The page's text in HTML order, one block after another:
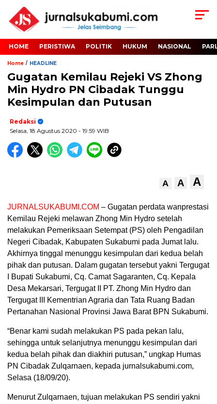
HOME PERISTIWA POLITIK HUKUM NASIONAL
Home / HEADLINE
Gugatan Kemilau Rejeki VS Zhong
Min Hydro PN Cibadak Tunggu
Kesimpulan dan Putusan
Redaksi
Selasa, 18 Agustus 2020 - 19:59 WIB
A A A
JURNALSUKABUMI.COM – Gugatan perdata wanprestasi
Kemilau Rejeki melawan Zhong Min Hydro setelah
melakukan Pemeriksaan Setempat (PS) oleh Pengadilan
Negeri Cibadak, Kabupaten Sukabumi pada Jumat lalu.
Akhirnya tinggal menunggu kesimpulan dari kedua belah
pihak dan putusan. Dalam gugatan tersebut yakni Tergugat
I Bupati Sukabumi, Cq. Camat Sagaranten, Cq. Kepala
Desa Mekarsari, Tergugat II PT. Zhong Min Hydro dan
Tergugat III Kementrian Agraria dan Tata Ruang Badan
Pertanahan Nasional Provinsi Jawa Barat BPN Sukabumi.
“Benar kami sudah melakukan PS pada pekan lalu,
sehingga untuk selanjutnya menunggu kesimpulan dari
kedua belah pihak dan diakhiri putusan,” ungkap Humas
PN Cibadak Zulqarnaen, kepada jurnalsukabumi.com,
Selasa (18/09/20).
Menurut Zulqarnaen, tujuan melakukan PS sendiri yakni